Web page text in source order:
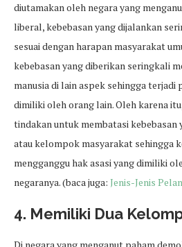
diutamakan oleh negara yang
liberal, kebebasan yang dijalankan
sesuai dengan harapan masyarakat
kebebasan yang diberikan seringkali
manusia di lain aspek sehingga
dimiliki oleh orang lain. Oleh karena
tindakan untuk membatasi kebebasan
atau kelompok masyarakat sehingga
mengganggu hak asasi yang dimiliki
negaranya. (baca juga: Jenis-Jenis
4. Memiliki Dua